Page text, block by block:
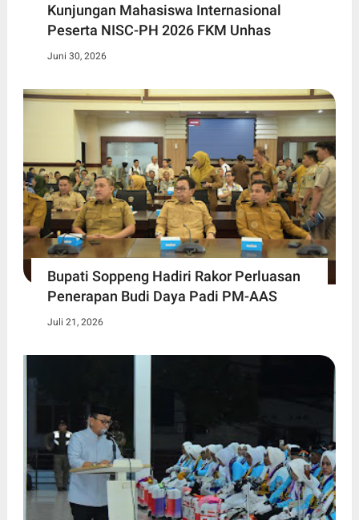
Kunjungan Mahasiswa Internasional
Peserta NISC-PH 2026 FKM Unhas
Juni 30, 2026
Bupati Soppeng Hadiri Rakor Perluasan
Penerapan Budi Daya Padi PM-AAS
Juli 21, 2026